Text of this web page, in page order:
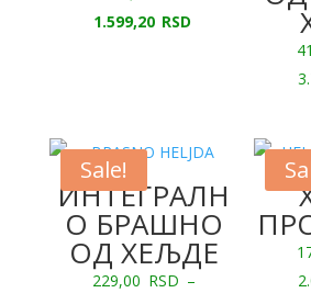
1.599,20 RSD
Sale!
ИНТЕГРАЛН
О БРАШНО
ОД ХЕЉДЕ
229,00 RSD –